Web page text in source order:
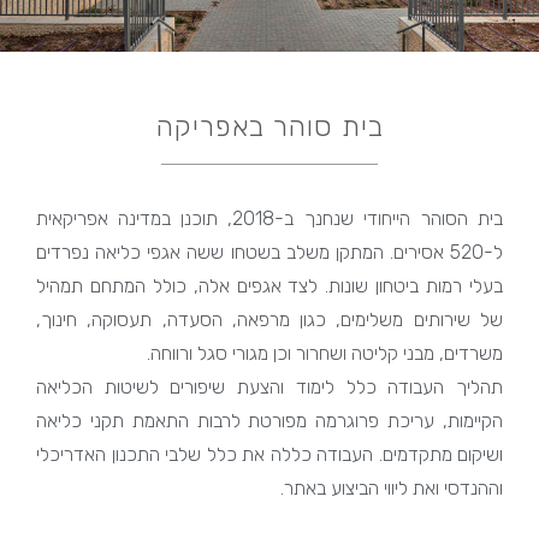
בית סוהר באפריקה
בית הסוהר הייחודי שנחנך ב-2018, תוכנן במדינה אפריקאית
ל-520 אסירים. המתקן משלב בשטחו ששה אגפי כליאה נפרדים
בעלי רמות ביטחון שונות. לצד אגפים אלה, כולל המתחם תמהיל
של שירותים משלימים, כגון מרפאה, הסעדה, תעסוקה, חינוך,
משרדים, מבני קליטה ושחרור וכן מגורי סגל ורווחה.
תהליך העבודה כלל לימוד והצעת שיפורים לשיטות הכליאה
הקיימות, עריכת פרוגרמה מפורטת לרבות התאמת תקני כליאה
ושיקום מתקדמים. העבודה כללה את כלל שלבי התכנון האדריכלי
וההנדסי ואת ליווי הביצוע באתר.